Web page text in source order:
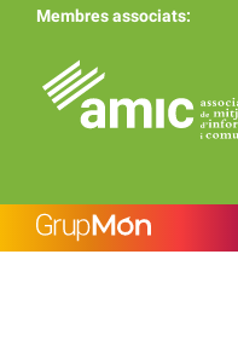
Membres associats: